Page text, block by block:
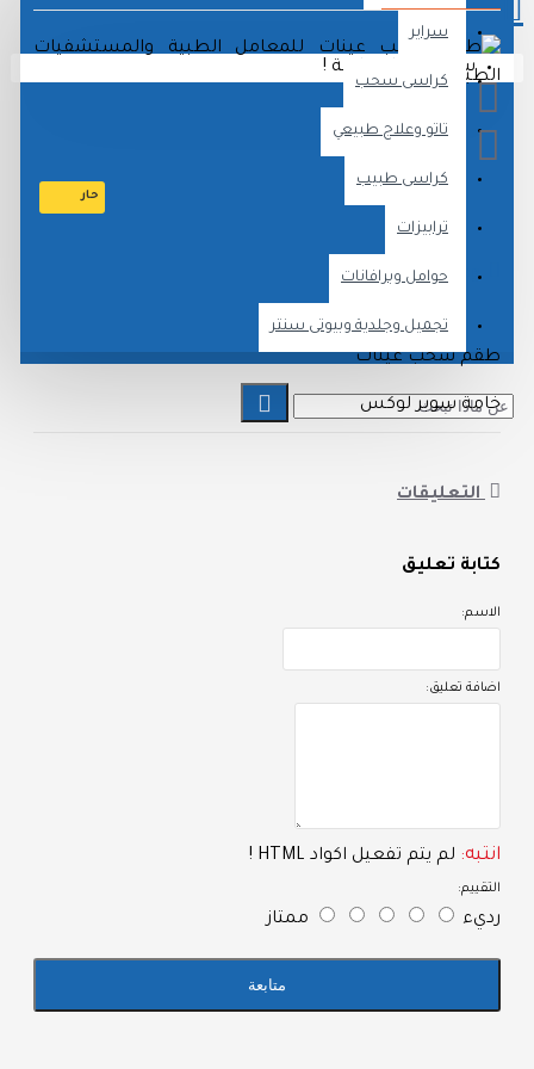
سراير
كراسى سحب
تاتو وعلاج طبيعي
كراسى طبيب
ترابيزات
حوامل وبرافانات
تجميل وجلدية وبيوتى سنتر
سلة الشراء فارغة !
وصف المنتج
سحب عينات
سوبر لوكس
التعليقات
تعليق
تعليق:
لم يتم تفعيل اكواد HTML !
ممتاز